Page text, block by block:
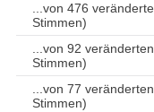
...von 476
Stimmen)
...von 92
Stimmen)
...von 77
Stimmen)